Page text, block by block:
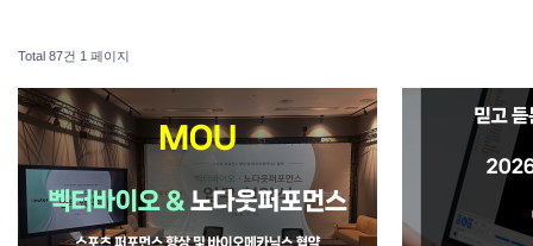
Total 87건 1 페이지